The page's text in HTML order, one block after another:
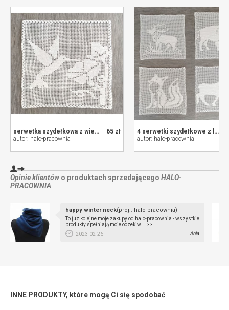
65 zł
serwetka szydełkowa z wiewiórką
autor: halo-pracownia
4 serwetki szydełkowe z leśnymi zwierzętami
autor: halo-pracownia
Opinie klientów o produktach sprzedającego HALO-
PRACOWNIA
happy winter neck(proj.: halo-pracownia)
To juz kolejne moje zakupy od halo-pracownia - wszystkie
produkty spełniają moje oczekiw... >>
2023-02-26
Ania
INNE PRODUKTY, które mogą Ci się spodobać